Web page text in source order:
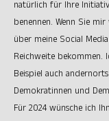
natürlich für Ihre
benennen. Wenn Sie
über meine Social
Reichweite bekommen.
Beispiel auch
Demokratinnen und
Für 2024 wünsche ich